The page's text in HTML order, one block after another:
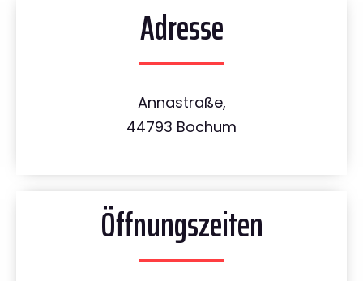
Adresse
Annastraße,
44793 Bochum
Öffnungszeiten